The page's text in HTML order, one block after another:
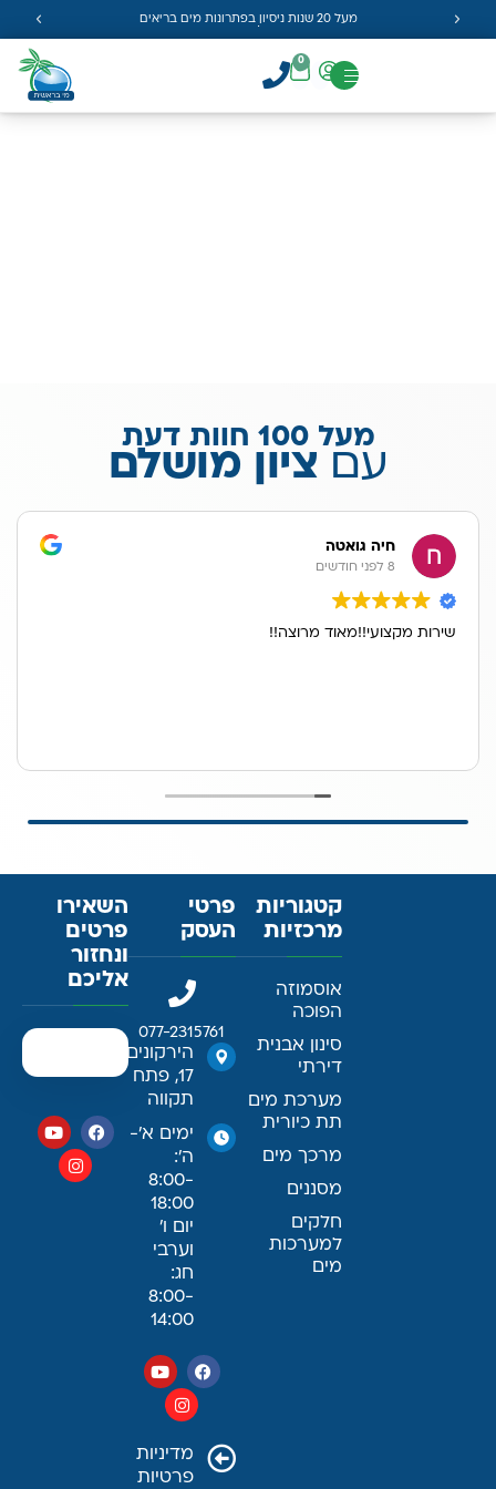
מעל 20 שנות ניסיון בפתרונות מים בריאים
0
מעל 100 חוות דעת
עםציון מושלם
חיה גואטה
8 לפני חודשים
שירות מקצועי!!מאוד מרוצה!!
קטגוריות
מרכזיות
אוסמוזה
הפוכה
סינון אבנית
דירתי
מערכת מים
תת כיורית
מרכך מים
מסננים
חלקים
למערכות
מים
פרטי
העסק
077-2315761
הירקונים
17, פתח
תקווה
ימים א׳-
ה׳:
8:00-
18:00
יום ו׳
וערבי
חג:
8:00-
14:00
מדיניות
פרטיות
השאירו
פרטים
ונחזור
אליכם